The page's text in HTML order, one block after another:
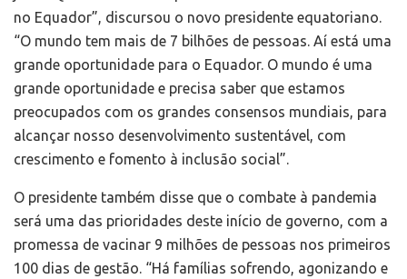
no Equador”, discursou o novo presidente equatoriano.
“O mundo tem mais de 7 bilhões de pessoas. Aí está uma
grande oportunidade para o Equador. O mundo é uma
grande oportunidade e precisa saber que estamos
preocupados com os grandes consensos mundiais, para
alcançar nosso desenvolvimento sustentável, com
crescimento e fomento à inclusão social”.
O presidente também disse que o combate à pandemia
será uma das prioridades deste início de governo, com a
promessa de vacinar 9 milhões de pessoas nos primeiros
100 dias de gestão. “Há famílias sofrendo, agonizando e